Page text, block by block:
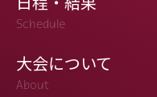
Schedule
大会について
About